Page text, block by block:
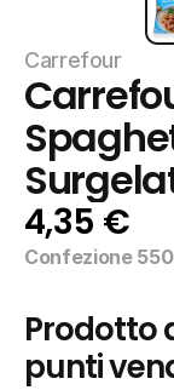
Carrefour
4,35 €
Confezione
Prodotto
punti